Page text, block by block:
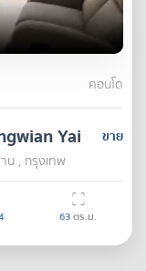
คอนโด
ขาย
Yai
น , กรุงเทพ
63ตร.ม.